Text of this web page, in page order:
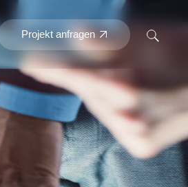
Projekt anfragen